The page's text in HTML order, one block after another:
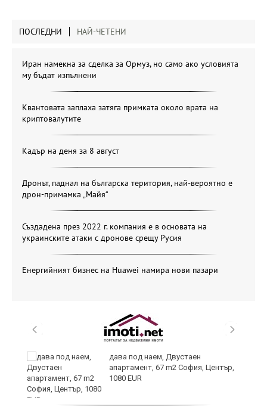
ПОСЛЕДНИ НАЙ-ЧЕТЕНИ
Иран намекна за сделка за Ормуз, но само ако условията
му бъдат изпълнени
Квантовата заплаха затяга примката около врата на
криптовалутите
Кадър на деня за 8 август
Дронът, паднал на българска територия, най-вероятно е
дрон-примамка „Майя“
Създадена през 2022 г. компания е в основата на
украинските атаки с дронове срещу Русия
Енергийният бизнес на Huawei намира нови пазари
дава под наем, Двустаен
апартамент, 67 m2 София, Център,
1080 EUR